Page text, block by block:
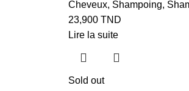
Cheveux, Shampoing,
23,900 TND
Lire la suite
Sold out